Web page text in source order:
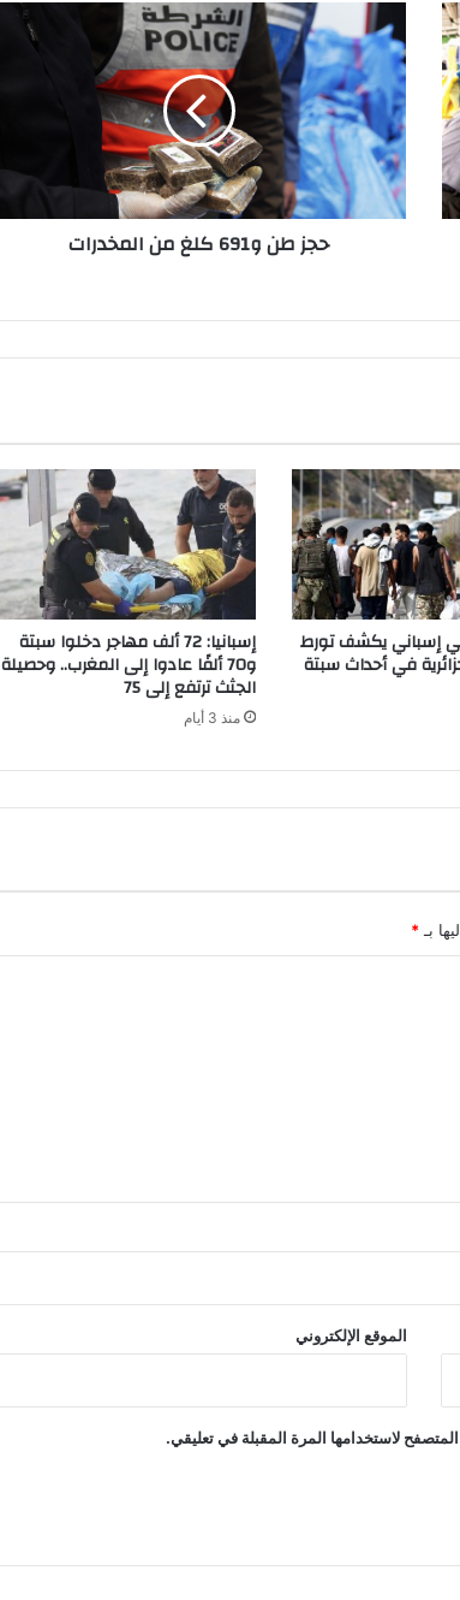
ج
ز
ط
ن
و
6
9
1
م
خ
د
ر
ا
ت
حجز طن و691 كلغ من المخدرات
إسباني يكشف تورط
في أحداث سبتة
إسبانيا: 72 ألف مهاجر دخلوا سبتة
و70 ألفًا عادوا إلى المغرب.. وحصيلة
الجثث ترتفع إلى 75
منذ 3 أيام
بـ *
الموقع الإلكتروني
لاستخدامها المرة المقبلة في تعليقي.